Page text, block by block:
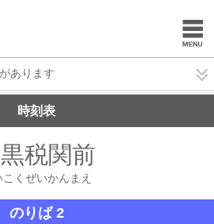
あります
時刻表
税関前
こくぜいかんまえ
のりば 2